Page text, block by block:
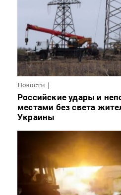
Новости
Российские удары и
местами без света
Украины